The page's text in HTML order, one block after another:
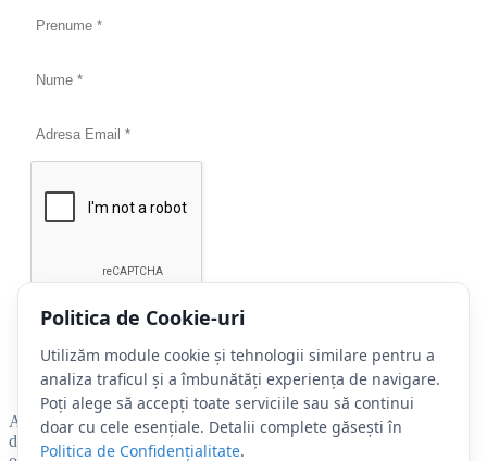
Acest câmp este obligatoriu.
Aboneaza-te la Newsletter ISTT si fii la curent cu evenimentele
dedicate tie, cu noutatile din domeniu si activitatea de cercetare a
Politica de Cookie-uri
Utilizăm module cookie și tehnologii similare pentru a
analiza traficul și a îmbunătăți experiența de navigare.
Poți alege să accepți toate serviciile sau să continui
doar cu cele esențiale. Detalii complete găsești în
Politica de Confidențialitate.